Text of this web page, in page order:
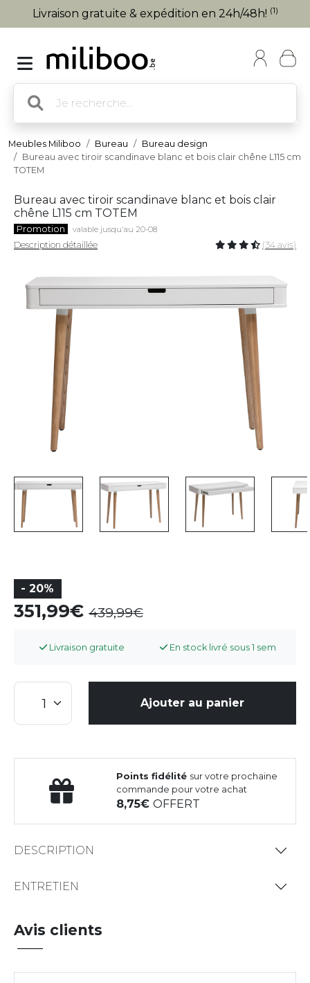
Livraison gratuite & expédition en 24h/48h! (1)
Meubles Miliboo Bureau
Bureau design
Bureau avec tiroir scandinave blanc et bois clair chêne L115 cm
TOTEM
Bureau avec tiroir scandinave blanc et bois clair
chêne L115 cm TOTEM
Promotion valable jusqu'au 20-08
Description détaillée (34 avis)
- 20%
351,99 439,99
Livraison gratuite En stock livré sous 1 sem
Ajouter au panier
Points fidélité sur votre prochaine
commande pour votre achat
8,75OFFERT
DESCRIPTION
ENTRETIEN
Avis clients